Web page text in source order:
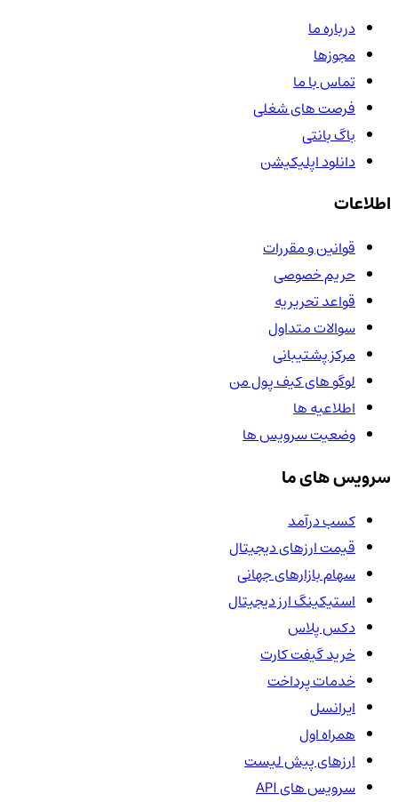
درباره ما
مجوزها
تماس با ما
فرصت های شغلی
باگ بانتی
دانلود اپلیکیشن
اطلاعات
قوانین و مقررات
حریم خصوصی
قواعد تحریریه
سوالات متداول
مرکز پشتیبانی
لوگو های کیف پول من
اطلاعیه ها
وضعیت سرویس ها
سرویس های ما
کسب درآمد
قیمت ارزهای دیجیتال
سهام بازارهای جهانی
استیکینگ ارز دیجیتال
دکس پلاس
خرید گیفت کارت
خدمات پرداخت
ایرانسل
همراه اول
ارزهای پیش لیست
سرویس های API